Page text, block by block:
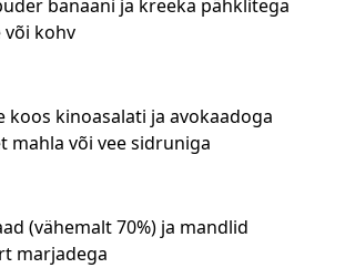
banaani ja kreeka pähklitega
või kohv
koos kinoasalati ja avokaadoga
mahla või vee sidruniga
(vähemalt 70%) ja mandlid
marjadega